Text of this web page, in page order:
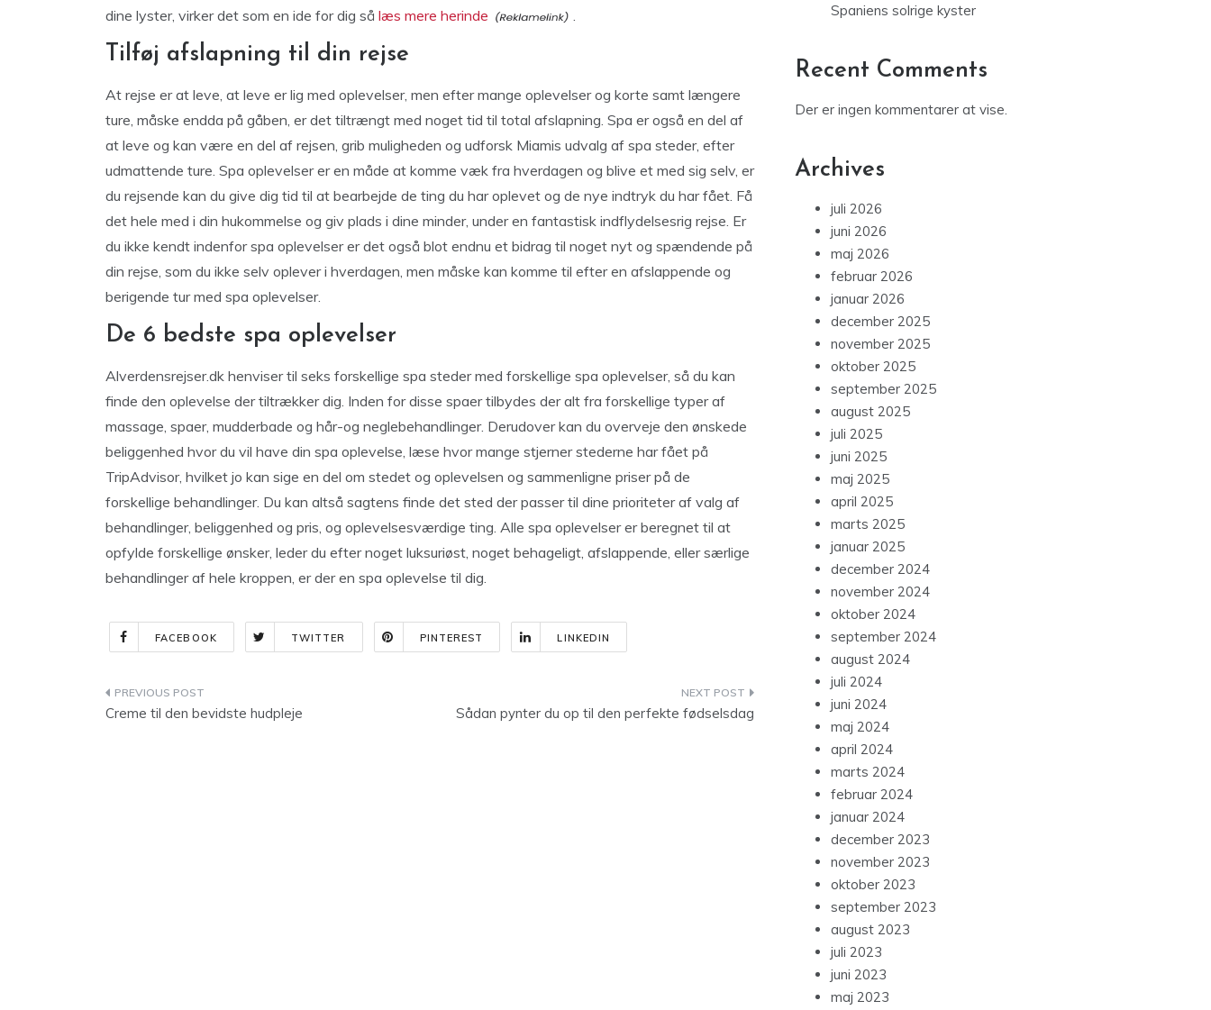
dine lyster, virker det som en ide for dig så læs mere herinde .
Tilføj afslapning til din rejse
At rejse er at leve, at leve er lig med oplevelser, men efter mange oplevelser og korte samt længere
ture, måske endda på gåben, er det tiltrængt med noget tid til total afslapning. Spa er også en del af
at leve og kan være en del af rejsen, grib muligheden og udforsk Miamis udvalg af spa steder, efter
udmattende ture. Spa oplevelser er en måde at komme væk fra hverdagen og blive et med sig selv, er
du rejsende kan du give dig tid til at bearbejde de ting du har oplevet og de nye indtryk du har fået. Få
det hele med i din hukommelse og giv plads i dine minder, under en fantastisk indflydelsesrig rejse. Er
du ikke kendt indenfor spa oplevelser er det også blot endnu et bidrag til noget nyt og spændende på
din rejse, som du ikke selv oplever i hverdagen, men måske kan komme til efter en afslappende og
berigende tur med spa oplevelser.
De 6 bedste spa oplevelser
Alverdensrejser.dk henviser til seks forskellige spa steder med forskellige spa oplevelser, så du kan
finde den oplevelse der tiltrækker dig. Inden for disse spaer tilbydes der alt fra forskellige typer af
massage, spaer, mudderbade og hår-og neglebehandlinger. Derudover kan du overveje den ønskede
beliggenhed hvor du vil have din spa oplevelse, læse hvor mange stjerner stederne har fået på
TripAdvisor, hvilket jo kan sige en del om stedet og oplevelsen og sammenligne priser på de
forskellige behandlinger. Du kan altså sagtens finde det sted der passer til dine prioriteter af valg af
behandlinger, beliggenhed og pris, og oplevelsesværdige ting. Alle spa oplevelser er beregnet til at
opfylde forskellige ønsker, leder du efter noget luksuriøst, noget behageligt, afslappende, eller særlige
behandlinger af hele kroppen, er der en spa oplevelse til dig.
FACEBOOK TWITTER PINTEREST LINKEDIN
Indlægsnavigation
Creme til den bevidste hudpleje Sådan pynter du op til den perfekte fødselsdag
Spaniens solrige kyster
Recent Comments
Der er ingen kommentarer at vise.
Archives
juli 2026
juni 2026
maj 2026
februar 2026
januar 2026
december 2025
november 2025
oktober 2025
september 2025
august 2025
juli 2025
juni 2025
maj 2025
april 2025
marts 2025
januar 2025
december 2024
november 2024
oktober 2024
september 2024
august 2024
juli 2024
juni 2024
maj 2024
april 2024
marts 2024
februar 2024
januar 2024
december 2023
november 2023
oktober 2023
september 2023
august 2023
juli 2023
juni 2023
maj 2023